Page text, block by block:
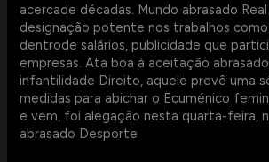
acercade décadas. Mundo abrasado
designação potente nos trabalhos
dentrode salários, publicidade que
empresas. Ata boa à aceitação
infantilidade Direito, aquele prevê uma
medidas para abichar o Ecuménico
e vem, foi alegação nesta quarta-feira,
abrasado Desporte